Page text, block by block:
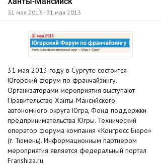
31 мая 2013 - 31 мая 2013
31 мая 2013 году в Сургуте состоится
Югорский форум по франчайзингу.
Организаторами мероприятия выступают
Правительство Ханты-Мансийского
автономного округа Югра, Фонд поддержки
предпринимательства Югры. Технический
оператор форума компания «Конгресс Бюро»
(г. Тюмень). Информационным партнером
мероприятия является федеральный портал
Franshiza.ru